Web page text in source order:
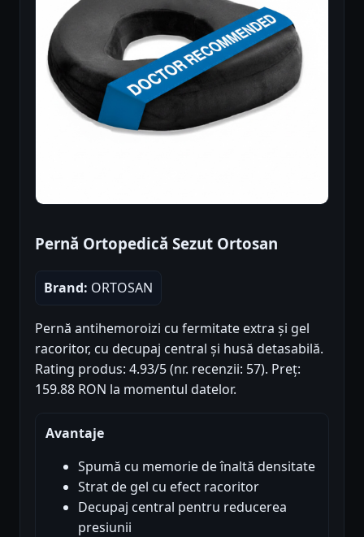
Pernă Ortopedică Sezut Ortosan
Brand: ORTOSAN
Pernă antihemoroizi cu fermitate extra și gel
racoritor, cu decupaj central și husă detasabilă.
Rating produs: 4.93/5 (nr. recenzii: 57). Preț:
159.88 RON la momentul datelor.
Avantaje
Spumă cu memorie de înaltă densitate
Strat de gel cu efect racoritor
Decupaj central pentru reducerea
presiunii